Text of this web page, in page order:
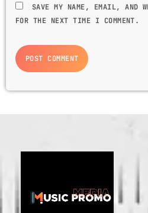
SAVE MY NAME, EMAIL, AND
FOR THE NEXT TIME I COMMENT.